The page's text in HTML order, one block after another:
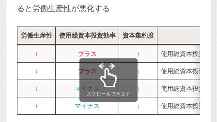
ると労働生産性が悪化する
労働生産性 使用総資本投資効率 資本集約度
↑ プラス ↑ 使用総資本投資効
↓ プラス ↓ 使用総資本投資効
↓ マイナス ↑ 使用総資本投資効
↑ マイナス ↓ 使用総資本投資効
スクロールできます